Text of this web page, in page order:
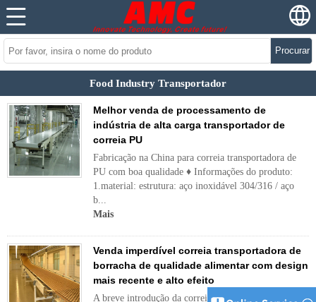
Procurar
Food Industry Transportador
Melhor venda de processamento de
indústria de alta carga transportador de
correia PU
Fabricação na China para correia transportadora de
PU com boa qualidade ♦ Informações do produto:
1.material: estrutura: aço inoxidável 304/316 / aço
b...
Mais
Venda imperdível correia transportadora de
borracha de qualidade alimentar com design
mais recente e alto efeito
A breve introdução da correia transportadora de